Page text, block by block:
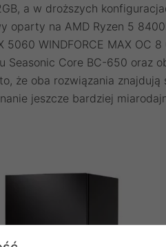
a w droższych
oparty na AMD Ryzen 5
5060 WINDFORCE MAX OC
Seasonic Core BC-650 oraz
to, że oba rozwiązania
jeszcze bardziej